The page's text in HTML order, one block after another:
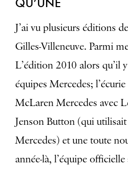
J’ai vu plusieurs éditions
Gilles-Villeneuve. Parmi
L’édition 2010 alors qu’il
équipes Mercedes;
McLaren Mercedes avec
Jenson Button (qui
Mercedes) et une toute
année-là, l’équipe